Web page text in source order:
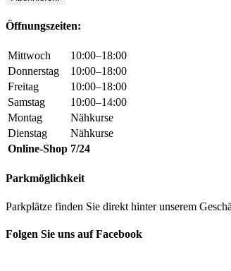
Öffnungszeiten:
Mittwoch
10:00–18:00
Donnerstag
10:00–18:00
Freitag
10:00–18:00
Samstag
10:00–14:00
Montag
Nähkurse
Dienstag
Nähkurse
Online-Shop 7/24
Parkmöglichkeit
Parkplätze finden Sie direkt hinter unserem
Folgen Sie uns auf Facebook